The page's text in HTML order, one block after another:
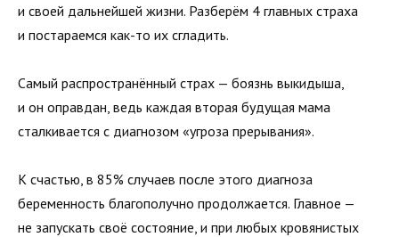
и своей дальнейшей жизни. Разберём 4 главных страха
и постараемся как-то их сгладить.
Самый распространённый страх — боязнь выкидыша,
и он оправдан, ведь каждая вторая будущая мама
сталкивается с диагнозом «угроза прерывания».
К счастью, в 85% случаев после этого диагноза
беременность благополучно продолжается. Главное —
не запускать своё состояние, и при любых кровянистых